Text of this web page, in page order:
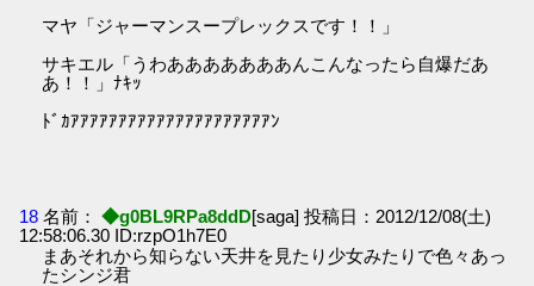
マヤ「ジャーマンスープレックスです！！」
サキエル「うわあああああああんこんなったら自爆だあ
あ！！」ﾅｷｯ
ﾄﾞｶｱｱｱｱｱｱｱｱｱｱｱｱｱｱｱｱｱｱｱｱｱﾝ
18 名前： ◆g0BL9RPa8ddD[saga] 投稿日：2012/12/08(土)
12:58:06.30 ID:rzpO1h7E0
まあそれから知らない天井を見たり少女みたりで色々あっ
たシンジ君